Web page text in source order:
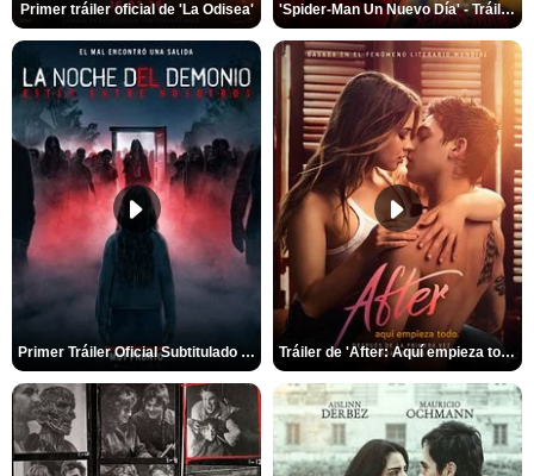
Primer tráiler oficial de 'La Odisea' 'Spider-Man Un Nuevo Día' - Tráiler oficial subtitulado
Primer Tráiler Oficial Subtitulado de 'La Noche Del Demonio: Están Entre Nosotros' Tráiler de 'After: Aquí empieza todo'